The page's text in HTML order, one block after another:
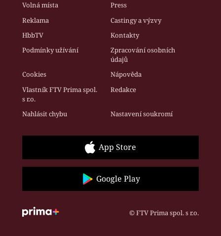
Volná místa
Press
Reklama
Castingy a výzvy
HbbTV
Kontakty
Podmínky užívání
Zpracování osobních
údajů
Cookies
Nápověda
Vlastník FTV Prima spol.
s r.o.
Redakce
Nahlásit chybu Nastavení soukromí
App Store
Google Play
© FTV Prima spol. s r.o.